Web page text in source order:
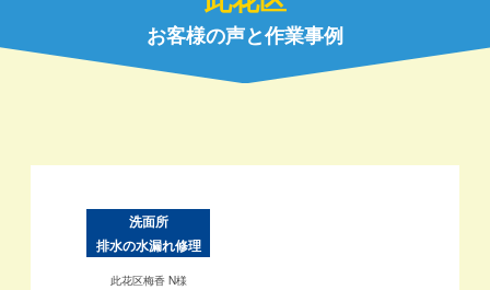
お客様の声と作業事例
洗面所
排水の水漏れ修理
此花区梅香 N様